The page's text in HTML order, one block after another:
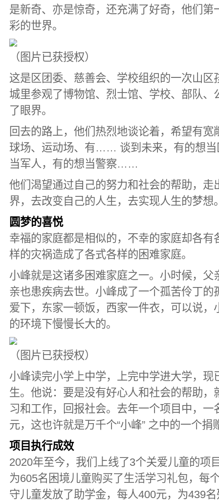
是新奇、亦是惊奇，还充满了好奇，他们
彩的世界。
（图片已获授权）
这是区团委、慈善会、学校组织的一次山
城里参观了博物馆、烈士馆、学校、部队
了眼界。
回去的路上，他们热烈地谈论着，希望有
球场、运动场、有…… 谈到未来，有的想当
当军人，有的想当警察……
他们渴望通过自己的努力和社会的帮助，
界，去改变自己的人生，去实现人生的梦想
圆梦的喜悦
幸福的家庭都是相似的，不幸的家庭却各
样的灾祸造成了各式各样的困难家庭。
小峰就是这诸多困难家庭之一。小时候，
亲也患疾病去世。小峰成了一个孤苦伶丁
爱下，东家一顿饭，西家一件衣，可以说
的环境下慢慢长大的。
（图片已获授权）
小峰读完小学上中学，上完中学进大学，现
生。他说：要是没有好心人和社会的帮助
习和工作，回报社会。去年一个项目中，一
元，这也许就是万千个“小峰” 之中的一个捐
项目执行成效
2020年至今，我们上线了3个关爱儿童的项
为605名困境儿童购买了生活学习礼包，每
守儿童发放了助学金，每人400元，为439